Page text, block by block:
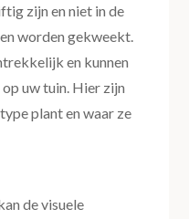
zijn en niet in de
worden gekweekt.
en kunnen
uw tuin. Hier zijn
plant en waar ze
de visuele